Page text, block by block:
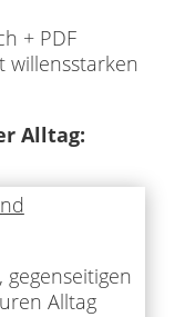
+ PDF
willensstarken
Alltag:
Alltag